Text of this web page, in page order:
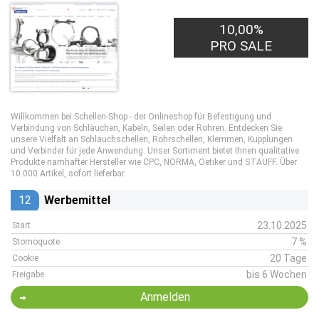
10,00%
PRO SALE
Willkommen bei Schellen-Shop - der Onlineshop für Befestigung und
Verbindung von Schläuchen, Kabeln, Seilen oder Rohren. Entdecken Sie
unsere Vielfalt an Schlauchschellen, Rohrschellen, Klemmen, Kupplungen
und Verbinder für jede Anwendung. Unser Sortiment bietet Ihnen qualitative
Produkte namhafter Hersteller wie CPC, NORMA, Oetiker und STAUFF. Über
10.000 Artikel, sofort lieferbar.
12 Werbemittel
Start 23.10.2025
Stornoquote 7 %
Cookie 20 Tage
Freigabe bis 6 Wochen
Anmelden